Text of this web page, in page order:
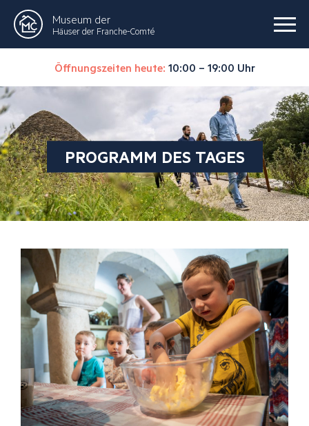
Museum der
Häuser der Franche-Comté
Öffnungszeiten heute: 10:00 – 19:00 Uhr
PROGRAMM DES TAGES